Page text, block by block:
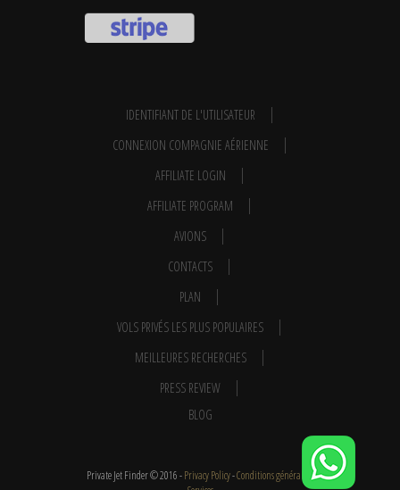
IDENTIFIANT DE L'UTILISATEUR
CONNEXION COMPAGNIE AÉRIENNE
AFFILIATE LOGIN
AFFILIATE PROGRAM
AVIONS
CONTACTS
PLAN
VOLS PRIVÉS LES PLUS POPULAIRES
MEILLEURES RECHERCHES
PRESS REVIEW
BLOG
Private Jet Finder © 2016 -Privacy Policy-Conditions générales -